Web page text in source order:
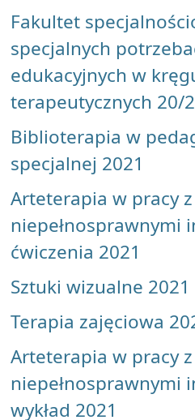
Fakultet
specjalnych
edukacyjnych w
terapeutycznych 20/
Biblioterapia w
specjalnej 2021
Arteterapia w pracy
niepełnosprawnymi
ćwiczenia 2021
Sztuki wizualne 2021
Terapia zajęciowa
Arteterapia w pracy
niepełnosprawnymi
wykład 2021